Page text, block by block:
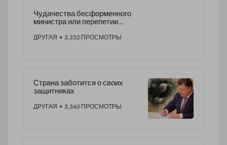
Чудачества бесформенного
министра или перепетии
ДРУГАЯ • 3,332 ПРОСМОТРЫ
Страна заботится о своих
защитниках
ДРУГАЯ • 3,363 ПРОСМОТРЫ